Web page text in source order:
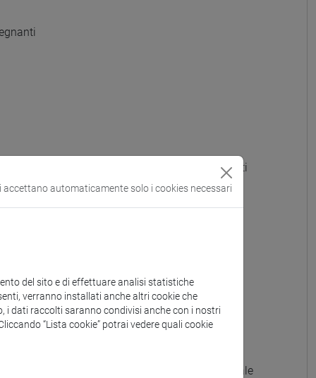
DI I GRADO - A022 - Formazione iniziale insegnanti
iniziale insegnanti
iniziale insegnanti
DI II GRADO (RUSSO) - AE24 - Formazione iniziale
automaticamente solo i cookies necessari
del sito e di effettuare analisi statistiche
verranno installati anche altri cookie che
i dati raccolti saranno condivisi anche con i nostri
“Lista cookie” potrai vedere quali cookie